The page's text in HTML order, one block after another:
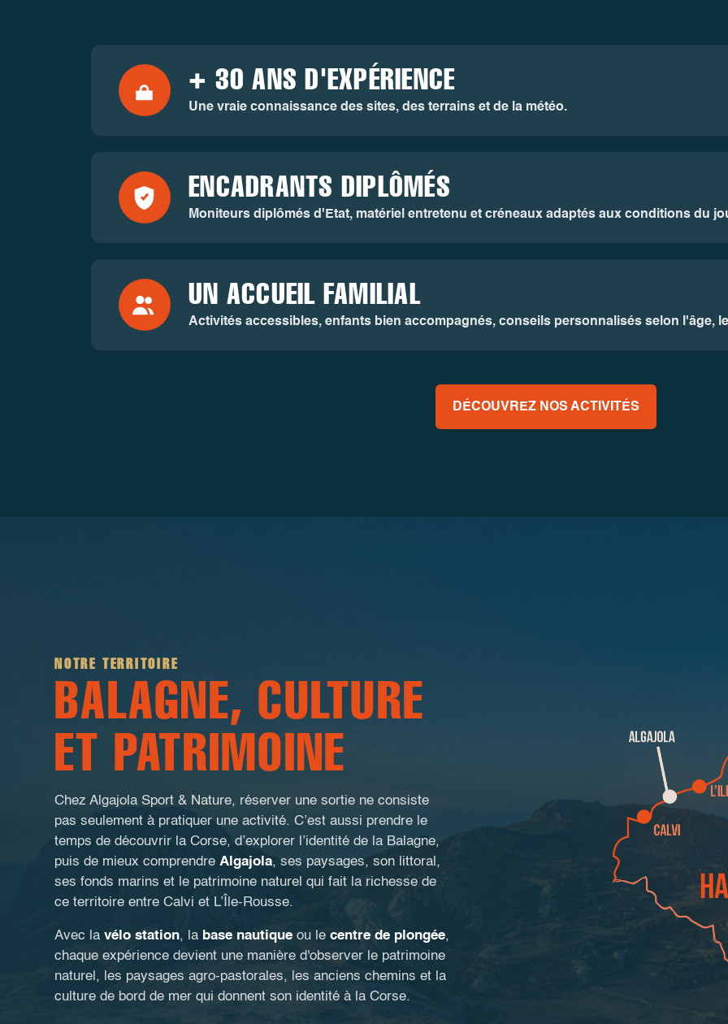
+ 30 ANS D'EXPÉRIENCE
Une vraie connaissance des sites, des terrains et de la météo.
ENCADRANTS DIPLÔMÉS
Moniteurs diplômés d'Etat, matériel entretenu et créneaux adaptés aux conditions du
UN ACCUEIL FAMILIAL
Activités accessibles, enfants bien accompagnés, conseils personnalisés selon l'âge,
DÉCOUVREZ NOS ACTIVITÉS
NOTRE TERRITOIRE
BALAGNE, CULTURE
ET PATRIMOINE
Chez Algajola Sport & Nature, réserver une sortie ne consiste
pas seulement à pratiquer une activité. C’est aussi prendre le
temps de découvrir la Corse, d’explorer l’identité de la Balagne,
puis de mieux comprendreAlgajola, ses paysages, son littoral,
ses fonds marins et le patrimoine naturel qui fait la richesse de
ce territoire entre Calvi et L’Île-Rousse.
Avec lavélo station, la base nautique ou lecentre de plongée,
chaque expérience devient une manière d'observer le patrimoine
naturel, les paysages agro-pastorales, les anciens chemins et la
culture de bord de mer qui donnent son identité à la Corse.